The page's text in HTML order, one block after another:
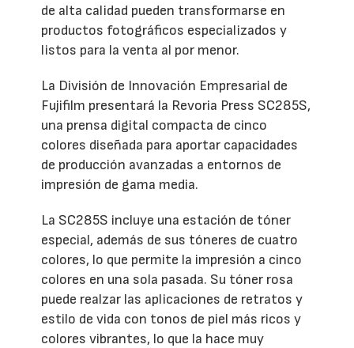
de alta calidad pueden transformarse en
productos fotográficos especializados y
listos para la venta al por menor.
La División de Innovación Empresarial de
Fujifilm presentará la Revoria Press SC285S,
una prensa digital compacta de cinco
colores diseñada para aportar capacidades
de producción avanzadas a entornos de
impresión de gama media.
La SC285S incluye una estación de tóner
especial, además de sus tóneres de cuatro
colores, lo que permite la impresión a cinco
colores en una sola pasada. Su tóner rosa
puede realzar las aplicaciones de retratos y
estilo de vida con tonos de piel más ricos y
colores vibrantes, lo que la hace muy